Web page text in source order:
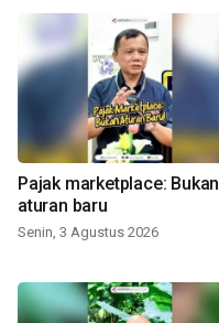
Pajak marketplace: Bukan
aturan baru
Senin, 3 Agustus 2026